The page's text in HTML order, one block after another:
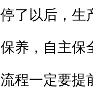
停了以后，生
保养，自主保
流程一定要提